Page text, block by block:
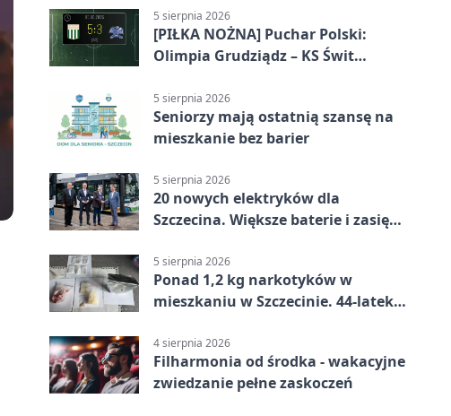
5 sierpnia 2026
[PIŁKA NOŻNA] Puchar Polski:
Olimpia Grudziądz – KS Świt
stracił dwubramkowe prowadzenie
5 sierpnia 2026
Seniorzy mają ostatnią szansę na
mieszkanie bez barier
5 sierpnia 2026
20 nowych elektryków dla
Szczecina. Większe baterie i zasięg
5 sierpnia 2026
Ponad 1,2 kg narkotyków w
mieszkaniu w Szczecinie. 44-latek
4 sierpnia 2026
Filharmonia od środka - wakacyjne
zwiedzanie pełne zaskoczeń